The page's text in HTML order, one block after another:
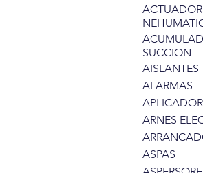
SUCCION
AISLANTES
ALARMAS
ARNES
ASPAS